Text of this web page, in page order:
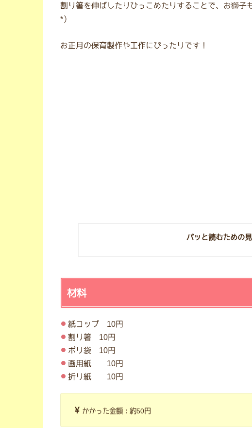
割り箸を伸ばしたりひっこめたりすることで、お獅
*）
お正月の保育製作や工作にぴったりです！
パッと読むための
材料
紙コップ 10円
割り箸 10円
ポリ袋 10円
画用紙 10円
折り紙 10円
かかった金額：約50円